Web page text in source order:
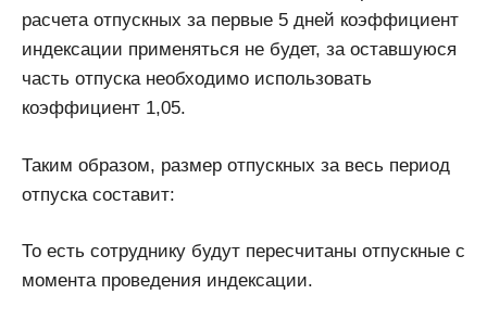
расчета отпускных за первые 5 дней коэффициент
индексации применяться не будет, за оставшуюся
часть отпуска необходимо использовать
коэффициент 1,05.
Таким образом, размер отпускных за весь период
отпуска составит:
То есть сотруднику будут пересчитаны отпускные с
момента проведения индексации.